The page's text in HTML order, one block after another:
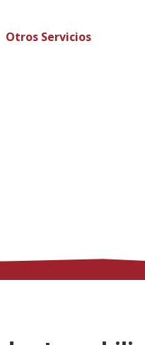
Otros Servicios